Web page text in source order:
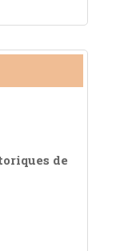
de